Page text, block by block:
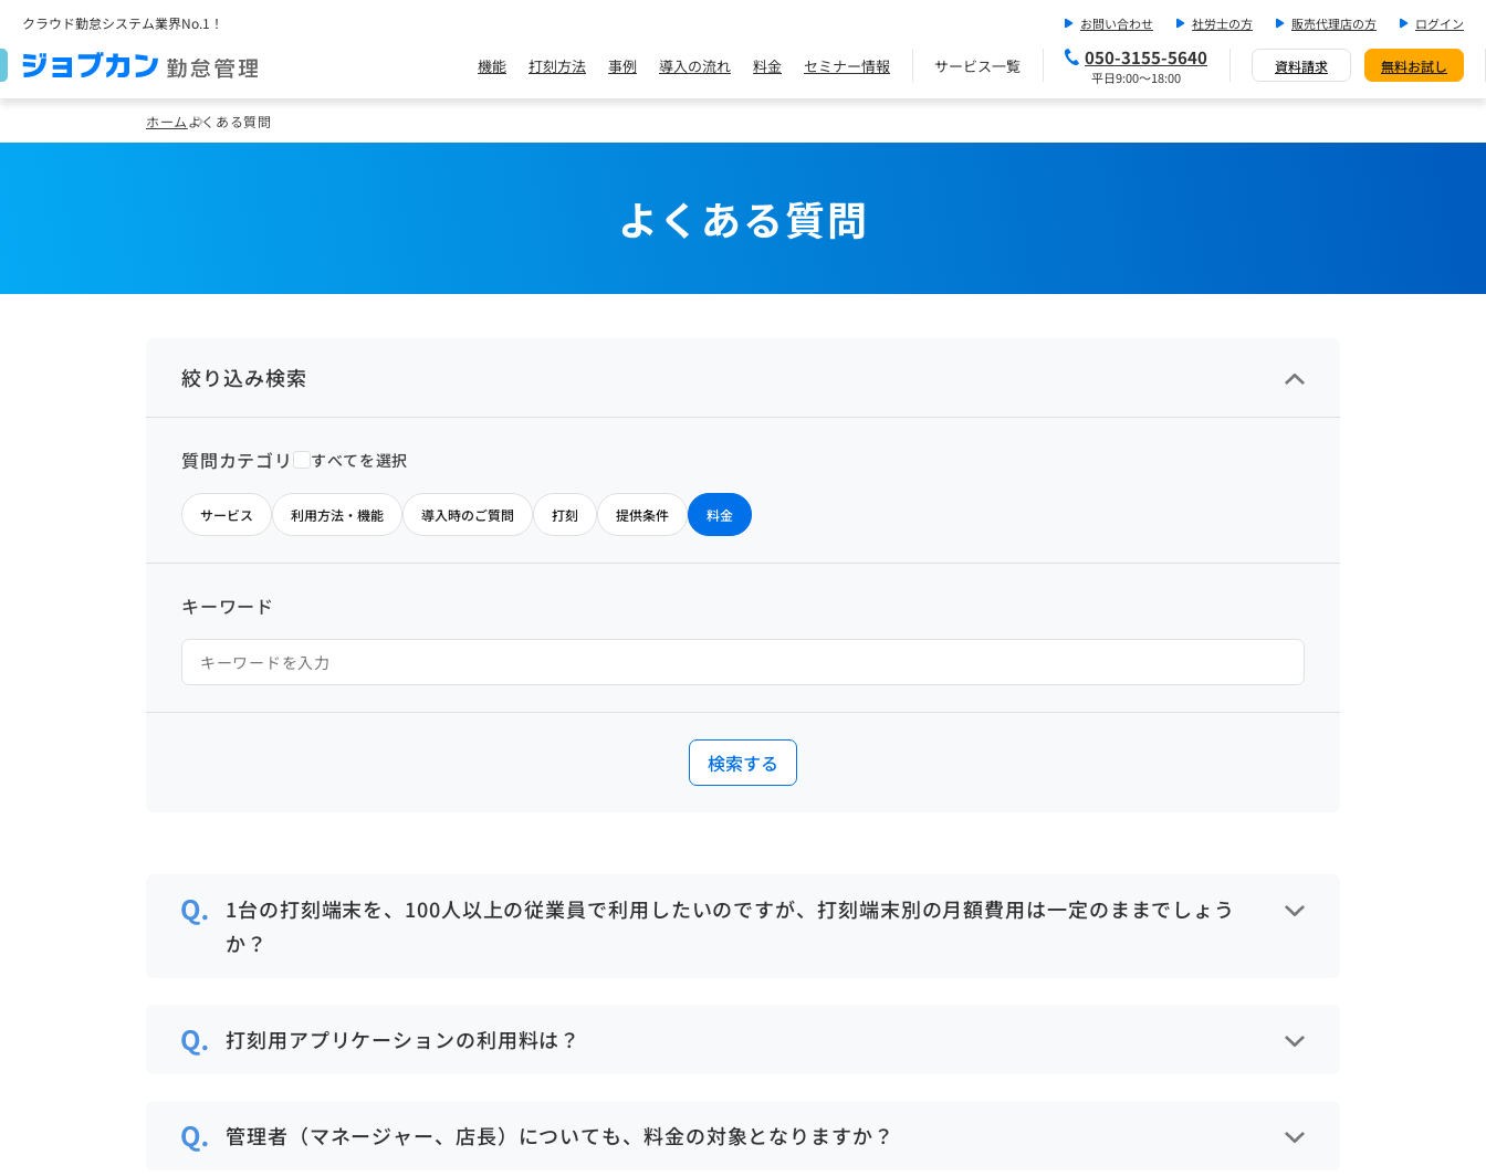
クラウド勤怠システム業界No.1！ お問い合わせ 社労士の方 販売代理店の方 ログイン
機能 打刻方法 事例 導入の流れ 料金 セミナー情報 サービス一覧 050-3155-5640
平日9:00～18:00
資料請求 無料お試し
ホームよくある質問
よくある質問
絞り込み検索
質問カテゴリ すべてを選択
サービス 利用方法・機能 導入時のご質問 打刻 提供条件 料金
キーワード
検索する
1台の打刻端末を、100人以上の従業員で利用したいのですが、打刻端末別の月額費用は一定のままでしょう
か？
は変わりません。 ジョブカンでは、人数に応じて月額費用をいただいております。1人当たりのご利用料金は、勤怠機能・シ
フト管理機能・申請機能などの組み合わせによって変化します。こちらはお申込みいただく時に設定していただきます。お申
打刻用アプリケーションの利用料は？
特に追加料金なくご利用いただけます。 ジョブカンは、1人200円からご利用になれます（勤怠管理機能またはシフト管理機
能を単独でご利用になる場合）。その際、打刻端末利用料金やアプリケーション利用料金などが月額で発生することもござい
管理者（マネージャー、店長）についても、料金の対象となりますか？